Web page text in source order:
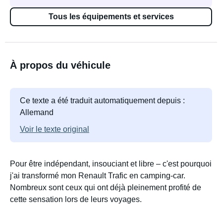
Tous les équipements et services
À propos du véhicule
Ce texte a été traduit automatiquement depuis :
Allemand
Voir le texte original
Pour être indépendant, insouciant et libre – c'est pourquoi
j'ai transformé mon Renault Trafic en camping-car.
Nombreux sont ceux qui ont déjà pleinement profité de
cette sensation lors de leurs voyages.